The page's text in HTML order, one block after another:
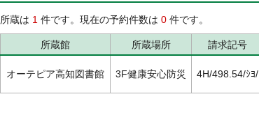
所蔵は 1 件です。現在の予約件数は 0 件です。
所蔵館 所蔵場所 請求記号
オーテピア高知図書館 3F健康安心防災 4H/498.54/ｼﾖ/